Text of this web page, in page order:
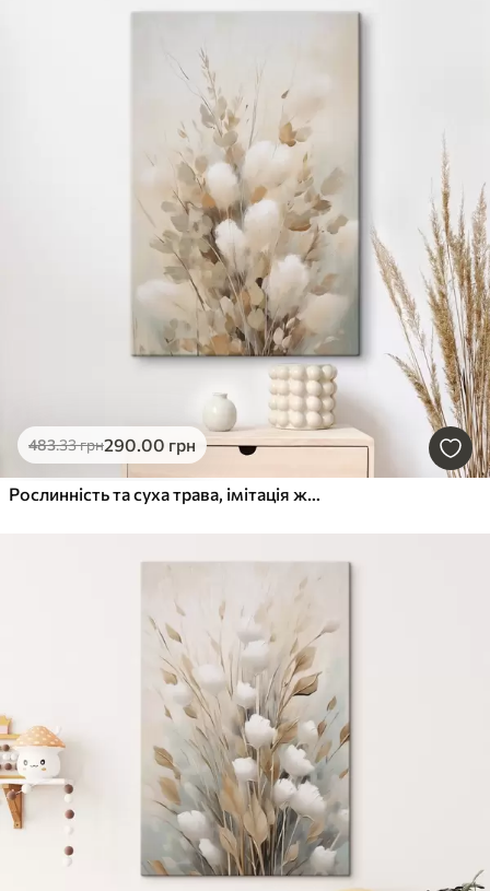
483.33грн290.00 грн
Рослинність та суха трава, імітація живопису